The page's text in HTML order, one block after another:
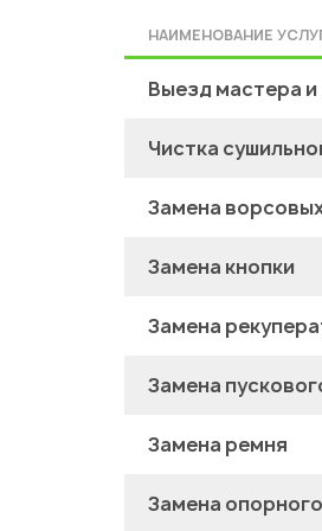
НАИМЕНОВАНИЕ
Выезд мастера и
Чистка
Замена
Замена кнопки
Замена
Замена
Замена ремня
Замена